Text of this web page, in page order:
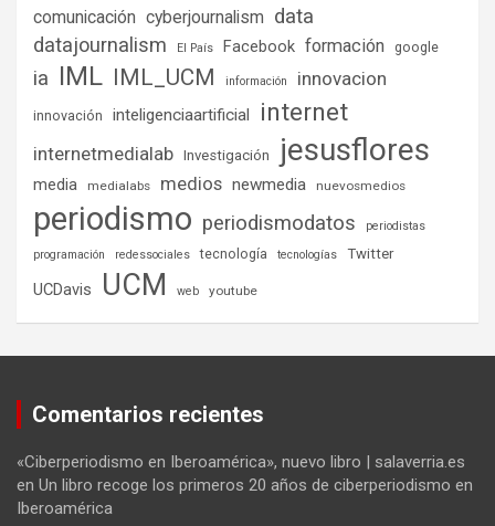
comunicación cyberjournalism data
datajournalism El País Facebook formación google
ia IML IML_UCM información innovacion
innovación inteligenciaartificial internet
internetmedialab Investigación jesusflores
media medialabs medios newmedia nuevosmedios
periodismo periodismodatos
periodistas
programación
redessociales tecnología tecnologías Twitter
UCDavis UCM web youtube
Comentarios recientes
«Ciberperiodismo en Iberoamérica», nuevo libro | salaverria.es
en Un libro recoge los primeros 20 años de ciberperiodismo en
Iberoamérica